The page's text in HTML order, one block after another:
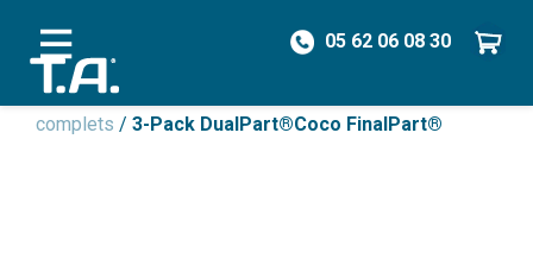
05 62 06 08 30
/ Engrais
complets / 3-Pack DualPart®Coco FinalPart®